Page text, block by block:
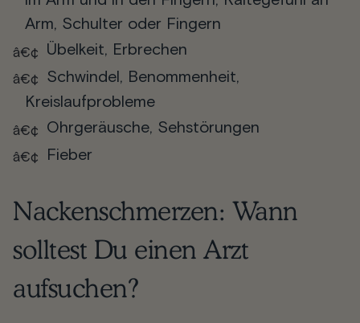
Arm, Schulter oder Fingern
Übelkeit, Erbrechen
Schwindel, Benommenheit,
Kreislaufprobleme
Ohrgeräusche, Sehstörungen
Fieber
Nackenschmerzen: Wann
solltest Du einen Arzt
aufsuchen?